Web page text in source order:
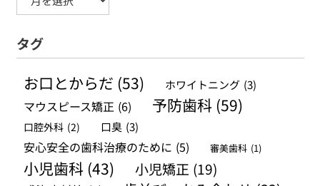
ー
カ
ブ
タグ
お口とからだ (53) ホワイトニング (3)
マウスピース矯正 (6) 予防歯科 (59)
口腔外科 (2) 口臭 (3)
安心安全の歯科治療のために (5) 審美歯科 (1)
小児歯科 (43) 小児矯正 (19)